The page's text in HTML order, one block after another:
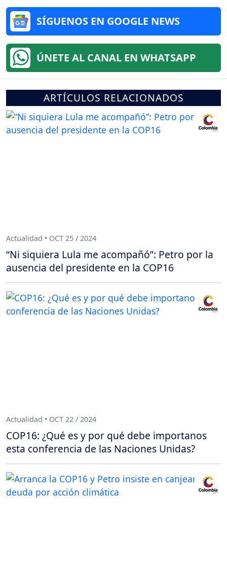
SÍGUENOS EN GOOGLE NEWS
ÚNETE AL CANAL EN WHATSAPP
ARTÍCULOS RELACIONADOS
Actualidad • OCT 25 / 2024
“Ni siquiera Lula me acompañó”: Petro por la
ausencia del presidente en la COP16
Actualidad • OCT 22 / 2024
COP16: ¿Qué es y por qué debe importanos
esta conferencia de las Naciones Unidas?